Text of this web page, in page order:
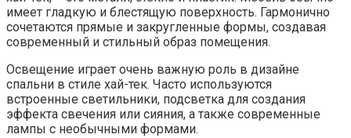
имеет гладкую и блестящую поверхность. Гармонично
сочетаются прямые и закругленные формы, создавая
современный и стильный образ помещения.
Освещение играет очень важную роль в дизайне
спальни в стиле хай-тек. Часто используются
встроенные светильники, подсветка для создания
эффекта свечения или сияния, а также современные
лампы с необычными формами.